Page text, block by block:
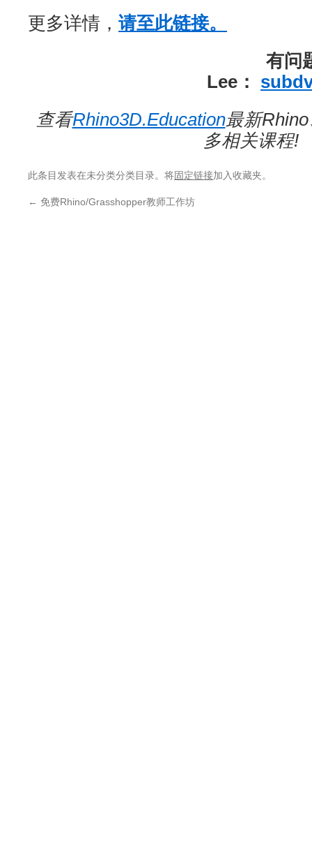
更多详情， 请至此链接。
有问
Lee：
查看Rhino3D.Education最新
多相关课程!
此条目发表在未分类分类目录。将固定链接加入收藏夹。
← 免费Rhino/Grasshopper教师工作坊